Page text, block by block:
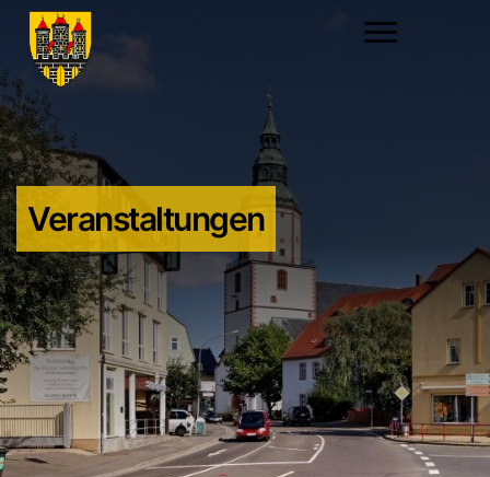
Veranstaltungen